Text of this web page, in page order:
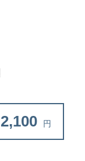
2,100 円